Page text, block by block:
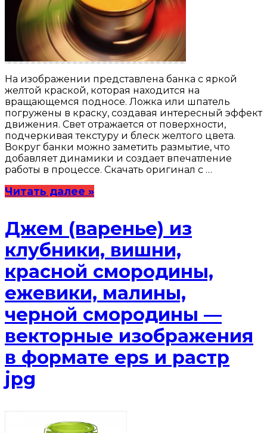
На изображении представлена банка с яркой
желтой краской, которая находится на
вращающемся подносе. Ложка или шпатель
погружены в краску, создавая интересный эффект
движения. Свет отражается от поверхности,
подчеркивая текстуру и блеск желтого цвета.
Вокруг банки можно заметить размытие, что
добавляет динамики и создает впечатление
работы в процессе. Скачать оригинал с …
Читать далее »
Джем (варенье) из
клубники, вишни,
красной смородины,
ежевики, малины,
черной смородины —
векторные изображения
в формате eps и растр
jpg